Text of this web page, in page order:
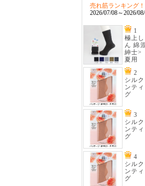
売れ筋ランキング！
2026/07/08～2026/
1
極上
ん 綿
紳士
夏用
2
シル
ンテ
グ
3
シル
ンテ
グ
4
シル
ンテ
グ